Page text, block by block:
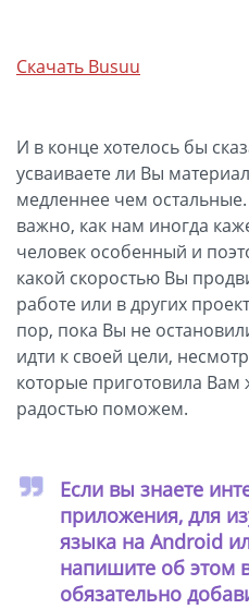
Скачать Busuu
И в конце хотелось бы
усваиваете ли Вы
медленнее чем остальные.
важно, как нам иногда
человек особенный и
какой скоростью Вы
работе или в других
пор, пока Вы не
идти к своей цели,
которые приготовила
радостью поможем.
Если вы знаете
приложения, для
языка на Android
напишите об этом
обязательно